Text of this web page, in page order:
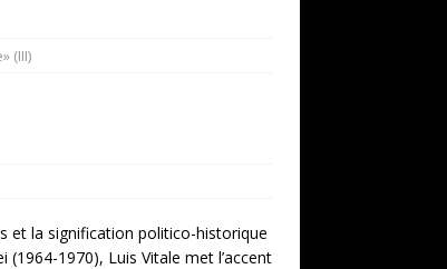
(III)
et la signification politico-historique
(1964-1970), Luis Vitale met l’accent